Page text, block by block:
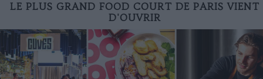
LE PLUS GRAND FOOD COURT DE PARIS VIENT
D'OUVRIR